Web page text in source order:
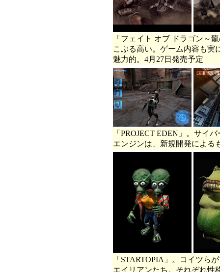
「フェイト オブ ドラゴン～
こぶる高い。ゲーム内容も実
魅力的。4月27日発売予定
「PROJECT EDEN」。サイ
エンジンは、新規開発による
「STARTOPIA」。コイツら
エイリアンたち。それぞれ性